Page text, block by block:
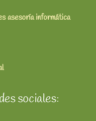
asesoría informática
sociales: